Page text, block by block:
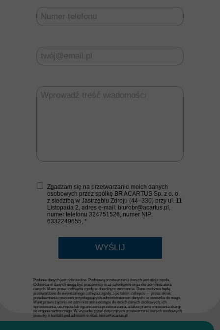
Zgadzam się na przetwarzanie moich danych
osobowych przez spółkę BR ACARTUS Sp. z o. o.
z siedzibą w Jastrzębiu Zdroju (44–330) przy ul. 11
Listopada 2, adres e-mail: biurobr@acartus.pl,
numer telefonu 324751526, numer NIP:
6332249655, *
WYŚLIJ
Podanie danych jest dobrowolne. Podstawą przetwarzania danych jest moja zgoda.
Odbiorcami danych mogą być pracownicy oraz członkowie organów administratora
danych. Mam prawo cofnięcia zgody w dowolnym momencie. Dane osobowe będą
przetwarzane do ewentualnego cofnięcia zgody, a po takim cofnięciu — przez okres
przedawnienia roszczeń przysługujących administratorowi danych i w stosunku do niego.
Mam prawo żądania od administratora dostępu do moich danych osobowych, ich
sprostowania, usunięcia lub ograniczenia przetwarzania, a także prawo wniesienia skargi
do organu nadzorczego. W wypadku pytań dotyczących przetwarzania danych osobowych
prosimy o kontakt pod adresem e-mail: biuro@acartus.pl